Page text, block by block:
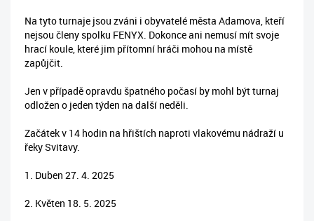
Na tyto turnaje jsou zváni i obyvatelé města Adamova, kteří
nejsou členy spolku FENYX. Dokonce ani nemusí mít svoje
hrací koule, které jim přítomní hráči mohou na místě
zapůjčit.
Jen v případě opravdu špatného počasí by mohl být turnaj
odložen o jeden týden na další neděli.
Začátek v 14 hodin na hřištích naproti vlakovému nádraží u
řeky Svitavy.
1. Duben 27. 4. 2025
2. Květen 18. 5. 2025